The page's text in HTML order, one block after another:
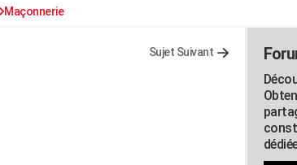
Maçonnerie
Sujet Suivant